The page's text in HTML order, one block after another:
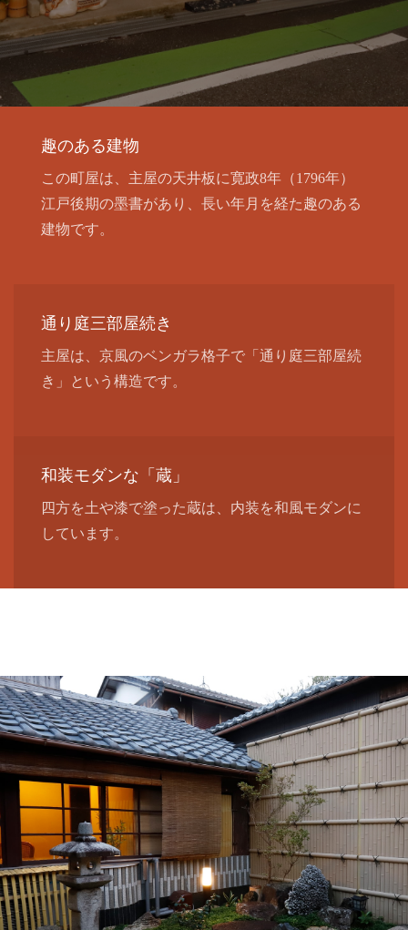
趣のある建物
この町屋は、主屋の天井板に寛政8年（1796年）
江戸後期の墨書があり、長い年月を経た趣のある
建物です。
通り庭三部屋続き
主屋は、京風のベンガラ格子で「通り庭三部屋続
き」という構造です。
和装モダンな「蔵」
四方を土や漆で塗った蔵は、内装を和風モダンに
しています。